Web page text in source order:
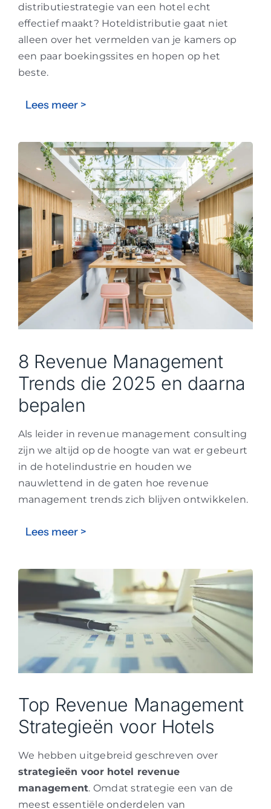
distributiestrategie van een hotel echt
effectief maakt? Hoteldistributie gaat niet
alleen over het vermelden van je kamers op
een paar boekingssites en hopen op het
beste.
Lees meer >
8 Revenue Management
Trends die 2025 en daarna
bepalen
Als leider in revenue management consulting
zijn we altijd op de hoogte van wat er gebeurt
in de hotelindustrie en houden we
nauwlettend in de gaten hoe revenue
management trends zich blijven ontwikkelen.
Lees meer >
Top Revenue Management
Strategieën voor Hotels
We hebben uitgebreid geschreven over
strategieën voor hotel revenue
management. Omdat strategie een van de
meest essentiële onderdelen van